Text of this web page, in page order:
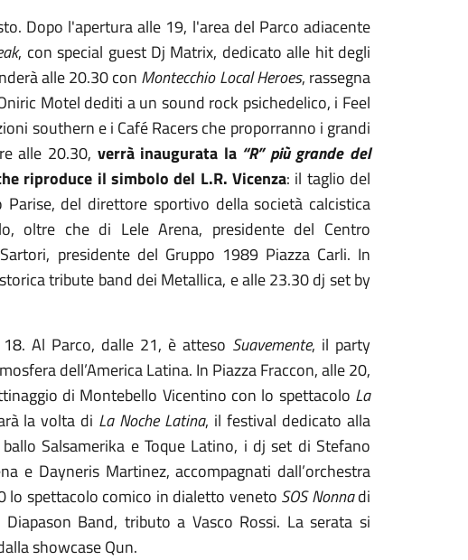
Dopo l'apertura alle 19, l'area del Parco adiacente
, con special guest Dj Matrix, dedicato alle hit degli
alle 20.30 con Montecchio Local Heroes, rassegna
Motel dediti a un sound rock psichedelico, i Feel
southern e i Café Racers che proporranno i grandi
alle 20.30, verrà inaugurata la “R” più grande del
riproduce il simbolo del L.R. Vicenza: il taglio del
del direttore sportivo della società calcistica
oltre che di Lele Arena, presidente del Centro
presidente del Gruppo 1989 Piazza Carli. In
tribute band dei Metallica, e alle 23.30 dj set by
Al Parco, dalle 21, è atteso Suavemente, il party
dell’America Latina. In Piazza Fraccon, alle 20,
di Montebello Vicentino con lo spettacolo La
la volta di La Noche Latina, il festival dedicato alla
Salsamerika e Toque Latino, i dj set di Stefano
e Dayneris Martinez, accompagnati dall’orchestra
lo spettacolo comico in dialetto veneto SOS Nonnadi
Band, tributo a Vasco Rossi. La serata si
showcase Qun.